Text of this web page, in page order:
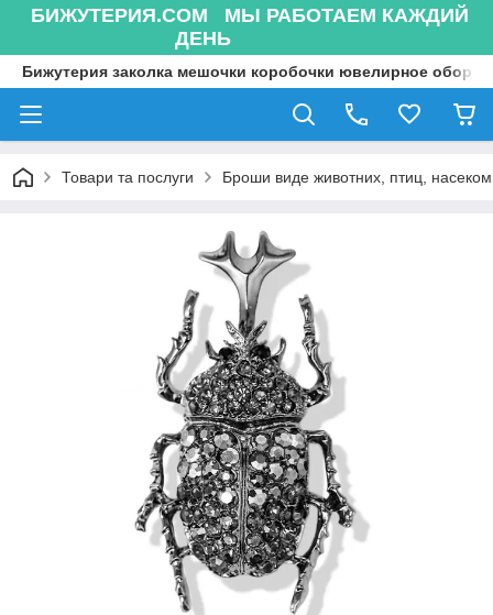
БИЖУТЕРИЯ.COM МЫ РАБОТАЕМ КАЖДИЙ
ДЕНЬ
Бижутерия заколка мешочки коробочки ювелирное
Товари та послуги Броши виде животних, птиц,